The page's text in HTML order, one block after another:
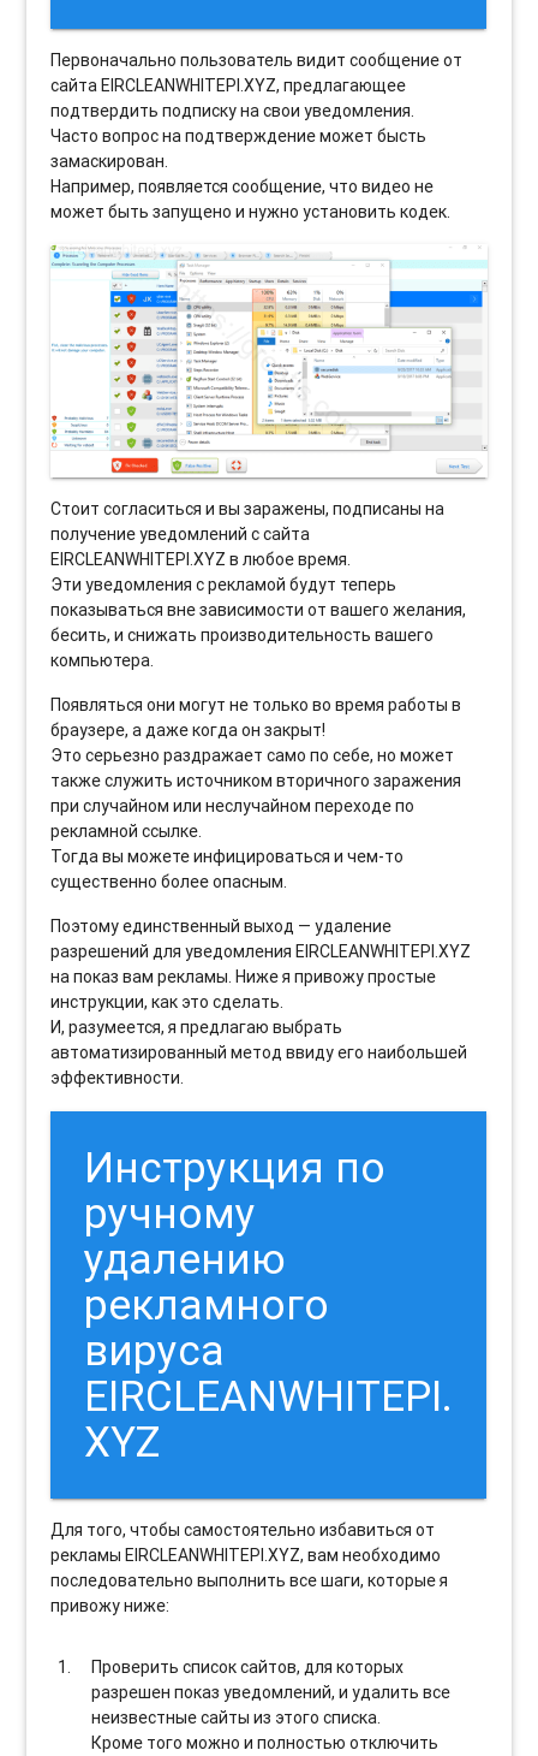
Первоначально пользователь видит сообщение от
сайта EIRCLEANWHITEPI.XYZ, предлагающее
подтвердить подписку на свои уведомления.
Часто вопрос на подтверждение может бысть
замаскирован.
Например, появляется сообщение, что видео не
может быть запущено и нужно установить кодек.
Стоит согласиться и вы заражены, подписаны на
получение уведомлений с сайта
EIRCLEANWHITEPI.XYZ в любое время.
Эти уведомления с рекламой будут теперь
показываться вне зависимости от вашего желания,
бесить, и снижать производительность вашего
компьютера.
Появляться они могут не только во время работы в
браузере, а даже когда он закрыт!
Это серьезно раздражает само по себе, но может
также служить источником вторичного заражения
при случайном или неслучайном переходе по
рекламной ссылке.
Тогда вы можете инфицироваться и чем-то
существенно более опасным.
Поэтому единственный выход — удаление
разрешений для уведомления EIRCLEANWHITEPI.XYZ
на показ вам рекламы. Ниже я привожу простые
инструкции, как это сделать.
И, разумеется, я предлагаю выбрать
автоматизированный метод ввиду его наибольшей
эффективности.
Инструкция по
ручному
удалению
рекламного
вируса
EIRCLEANWHITEPI.
XYZ
Для того, чтобы самостоятельно избавиться от
рекламы EIRCLEANWHITEPI.XYZ, вам необходимо
последовательно выполнить все шаги, которые я
привожу ниже:
Проверить список сайтов, для которых
разрешен показ уведомлений, и удалить все
неизвестные сайты из этого списка.
Кроме того можно и полностью отключить